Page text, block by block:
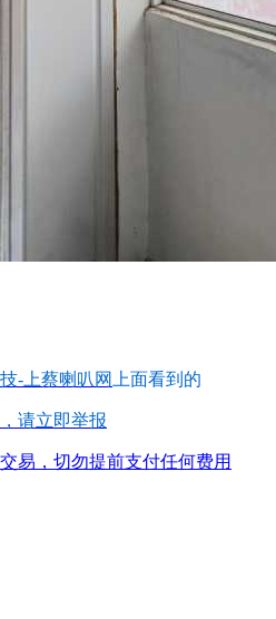
-上蔡喇叭网 上面看到的
请立即举报
易，切勿提前支付任何费用